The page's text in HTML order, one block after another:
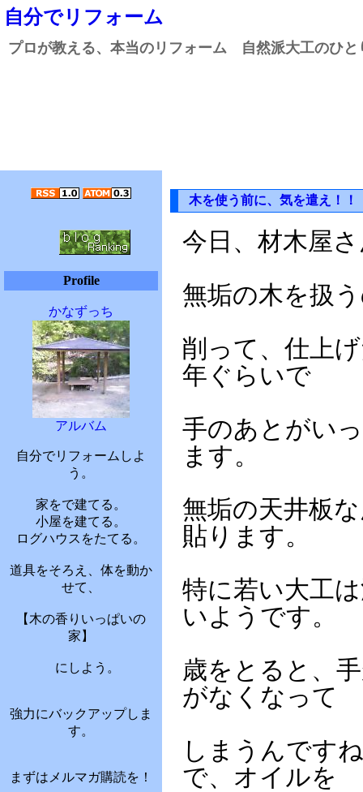
自分でリフォーム
プロが教える、本当のリフォーム 自然派大工のひと
Profile
かなずっち
アルバム
自分でリフォームしよ
う。
家をで建てる。
小屋を建てる。
ログハウスをたてる。
道具をそろえ、体を動か
せて、
【木の香りいっぱいの
家】
にしよう。
強力にバックアップしま
す。
まずはメルマガ購読を！
木を使う前に、気を遣え！！
今日、材木屋
無垢の木を扱
削って、仕上
年ぐらいで
手のあとがい
ます。
無垢の天井板
貼ります。
特に若い大工
いようです。
歳をとると、
がなくなって
しまうんです
で、オイルを